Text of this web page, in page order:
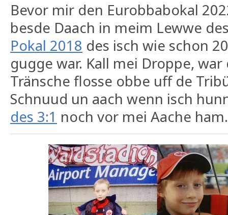
Bevor mir den Eurobbabokal
besde Daach in meim Lewwe
Pokal 2018 des isch wie schon
gugge war. Kall mei Droppe, war
Tränsche flosse obbe uff de
Schnuud un aach wenn isch
des 3:1 noch vor mei Aache ham.